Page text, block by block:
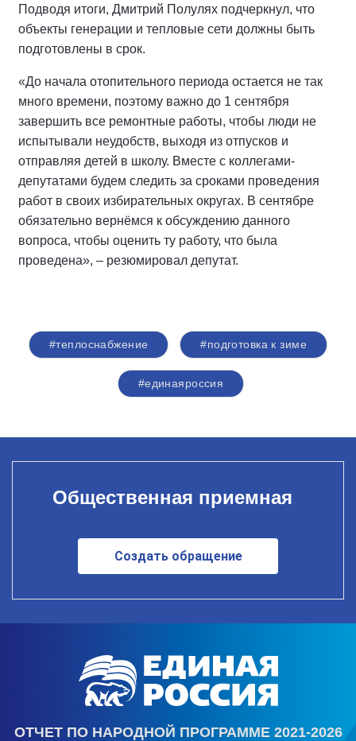
Подводя итоги, Дмитрий Полулях подчеркнул, что
объекты генерации и тепловые сети должны быть
подготовлены в срок.
«До начала отопительного периода остается не так
много времени, поэтому важно до 1 сентября
завершить все ремонтные работы, чтобы люди не
испытывали неудобств, выходя из отпусков и
отправляя детей в школу. Вместе с коллегами-
депутатами будем следить за сроками проведения
работ в своих избирательных округах. В сентябре
обязательно вернёмся к обсуждению данного
вопроса, чтобы оценить ту работу, что была
проведена», – резюмировал депутат.
#теплоснабжение #подготовка к зиме
#единаяроссия
Общественная приемная
Создать обращение
ОТЧЕТ ПО НАРОДНОЙ ПРОГРАММЕ 2021-2026